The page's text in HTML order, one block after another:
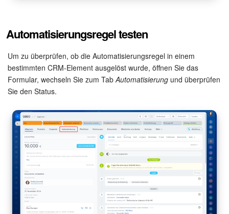
Automatisierungsregel testen
Um zu überprüfen, ob die Automatisierungsregel in einem
bestimmten CRM-Element ausgelöst wurde, öffnen Sie das
Formular, wechseln Sie zum Tab Automatisierung und überprüfen
Sie den Status.